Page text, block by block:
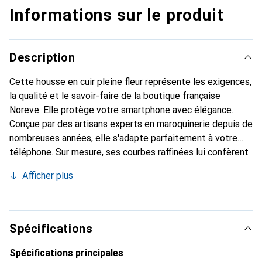
Informations sur le produit
Description
Cette housse en cuir pleine fleur représente les exigences,
la qualité et le savoir-faire de la boutique française
Noreve. Elle protège votre smartphone avec élégance.
Conçue par des artisans experts en maroquinerie depuis de
nombreuses années, elle s'adapte parfaitement à votre
téléphone. Sur mesure, ses courbes raffinées lui confèrent
et indispensable de votre smartphone. Reconnaître
marque Noreve est un choix sûr pour une clientèle
exigeante.
Afficher plus
Spécifications
Spécifications principales